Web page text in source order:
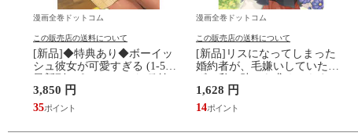
漫画全巻ドットコム
この販売店の送料について
[新品]◆特典あり◆ボーイッ
シュ彼女が可愛すぎる (1-5巻
全巻セット
3,850 円
35
漫画全巻ドットコム
この販売店の送料について
[新品]リスになってしまった
婚約者が、毛嫌いしていたは
た。 (1-2巻 最新刊) 全巻セッ
ト
1,628 円
14